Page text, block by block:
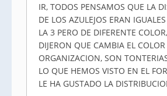
IR, TODOS PENSAMOS QUE LA
DE LOS AZULEJOS ERAN
LA 3 PERO DE DIFERENTE
DIJERON QUE CAMBIA EL
ORGANIZACION, SON
LO QUE HEMOS VISTO EN EL
LE HA GUSTADO LA